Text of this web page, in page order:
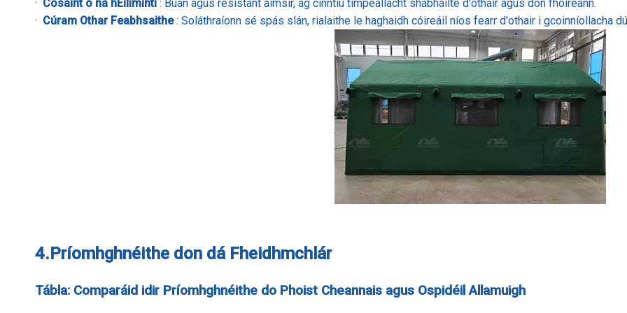
· Cosaint ó na hEilimintí: Buan agus resistant aimsir, ag cinntiú timpeallacht shábháilte d'othair agus don fhoireann.
· Cúram Othar Feabhsaithe: Soláthraíonn sé spás slán, rialaithe le haghaidh cóireáil níos fearr d'othair i gcoinníollacha
4.Príomhghnéithe don dá Fheidhmchlár
Tábla: Comparáid idir Príomhghnéithe do Phoist Cheannais agus Ospidéil Allamuigh